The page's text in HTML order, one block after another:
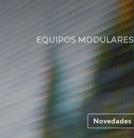
EQUIPOS MODULARES
Novedades